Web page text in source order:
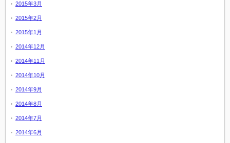
2015年3月
2015年2月
2015年1月
2014年12月
2014年11月
2014年10月
2014年9月
2014年8月
2014年7月
2014年6月